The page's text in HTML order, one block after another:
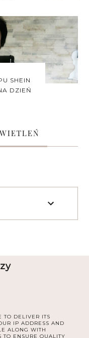
SHEIN
DZIEŃ
TO DELIVER ITS
IP ADDRESS AND
ALONG WITH
TO ENSURE QUALITY